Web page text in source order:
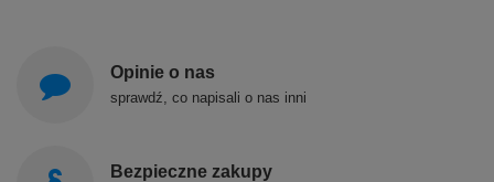
Opinie o nas
sprawdź, co napisali o nas inni
Bezpieczne zakupy